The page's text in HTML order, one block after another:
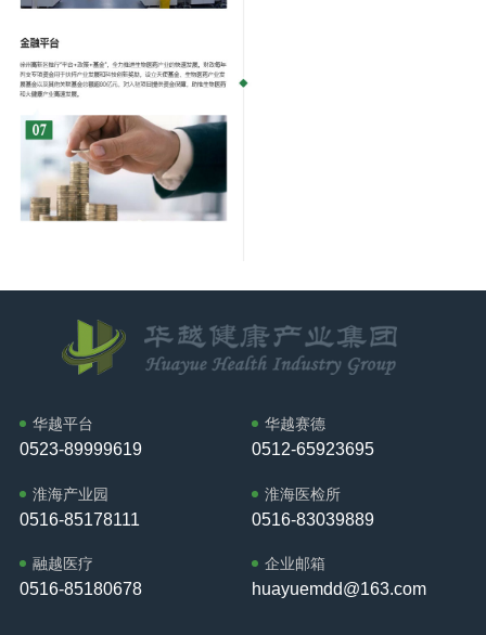
华越平台
0523-89999619
华越赛德
0512-65923695
淮海产业园
0516-85178111
淮海医检所
0516-83039889
融越医疗
0516-85180678
企业邮箱
huayuemdd@163.com